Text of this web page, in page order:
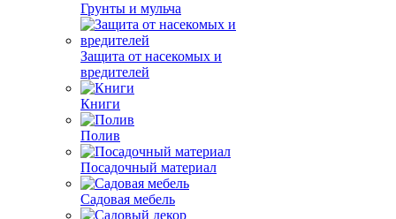
Грунты и мульча
Защита от насекомых и
вредителей
Книги
Полив
Посадочный материал
Садовая мебель